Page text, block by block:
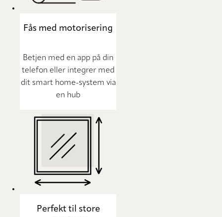
Fås med motorisering
Betjen med en app på din
telefon eller integrer med
dit smart home-system via
en hub
Perfekt til store